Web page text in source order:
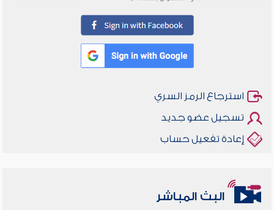
استرجاع الرمز السري
تسجيل عضو جديد
إعادة تفعيل حساب
البث المباشر